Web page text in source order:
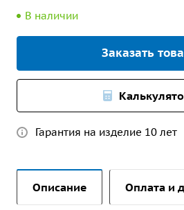
В наличии
Заказать
Гарантия на изделие 10 лет
Описание Оплата и